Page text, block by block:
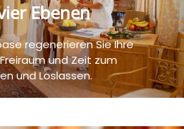
Ebenen
regenerieren Sie Ihre
und Zeit zum
und Loslassen.